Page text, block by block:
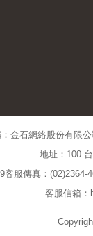
金石網絡股份有限公
地址：100
客服傳真：(02)2364-
客服信箱